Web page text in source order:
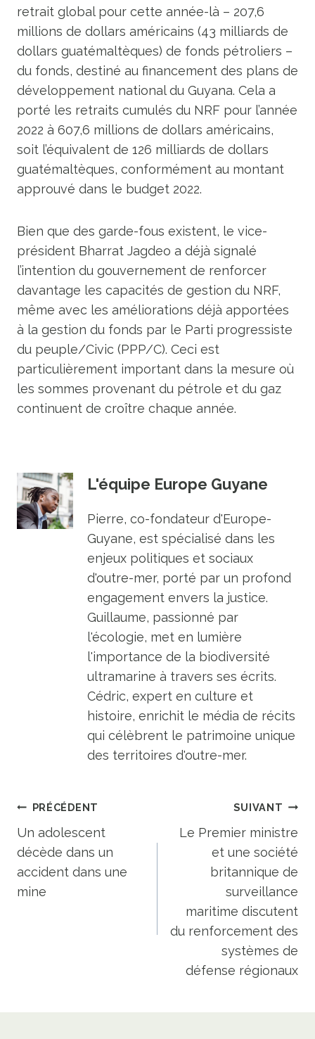
retrait global pour cette année-là – 207,6
millions de dollars américains (43 milliards de
dollars guatémaltèques) de fonds pétroliers –
du fonds, destiné au financement des plans de
développement national du Guyana. Cela a
porté les retraits cumulés du NRF pour l’année
2022 à 607,6 millions de dollars américains,
soit l’équivalent de 126 milliards de dollars
guatémaltèques, conformément au montant
approuvé dans le budget 2022.
Bien que des garde-fous existent, le vice-
président Bharrat Jagdeo a déjà signalé
l’intention du gouvernement de renforcer
davantage les capacités de gestion du NRF,
même avec les améliorations déjà apportées
à la gestion du fonds par le Parti progressiste
du peuple/Civic (PPP/C). Ceci est
particulièrement important dans la mesure où
les sommes provenant du pétrole et du gaz
continuent de croître chaque année.
L'équipe Europe Guyane
Pierre, co-fondateur d'Europe-
Guyane, est spécialisé dans les
enjeux politiques et sociaux
d'outre-mer, porté par un profond
engagement envers la justice.
Guillaume, passionné par
l'écologie, met en lumière
l'importance de la biodiversité
ultramarine à travers ses écrits.
Cédric, expert en culture et
histoire, enrichit le média de récits
qui célèbrent le patrimoine unique
des territoires d'outre-mer.
Navigation
de
l’article
PRÉCÉDENT
Un adolescent
décède dans un
accident dans une
mine
SUIVANT
Le Premier ministre
et une société
britannique de
surveillance
maritime discutent
du renforcement des
systèmes de
défense régionaux